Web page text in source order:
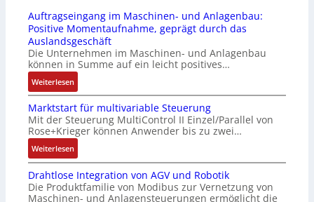
s
t
s
i
c
h
f
l
e
x
i
b
e
l
r
i
n
g
e
n
G
u
n
d
5
G
a
3
-
Z
e
r
t
i
f
i
z
i
e
u
u
c
k
a
u
s
g
l
e
i
c
h
e
Auftragseingang im Maschinen- und Anlagenbau:
Positive Momentaufnahme, geprägt durch das
Auslandsgeschäft
Die Unternehmen im Maschinen- und Anlagenbau
können in Summe auf ein leicht positives…
Weiterlesen:
A
u
f
t
r
a
g
s
Marktstart für multivariable Steuerung
Mit der Steuerung MultiControl II Einzel/Parallel von
Rose+Krieger können Anwender bis zu zwei…
Weiterlesen:
M
a
r
Drahtlose Integration von AGV und Robotik
Die Produktfamilie von Modibus zur Vernetzung von
Maschinen- und Anlagensteuerungen ermöglicht die